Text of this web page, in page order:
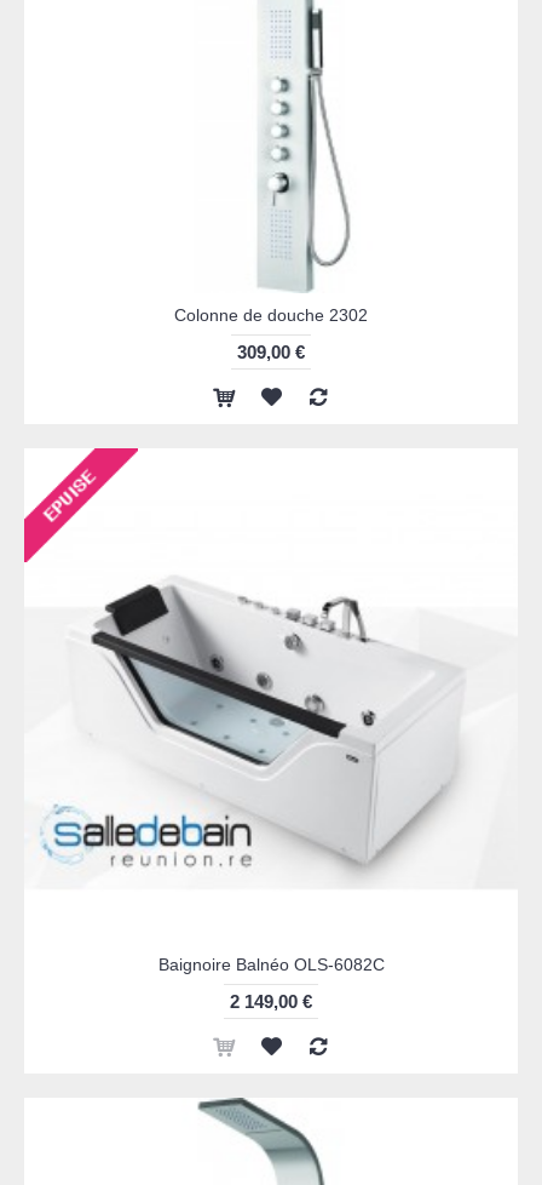
Colonne de douche 2302
309,00 €
Baignoire Balnéo OLS-6082C
2 149,00 €